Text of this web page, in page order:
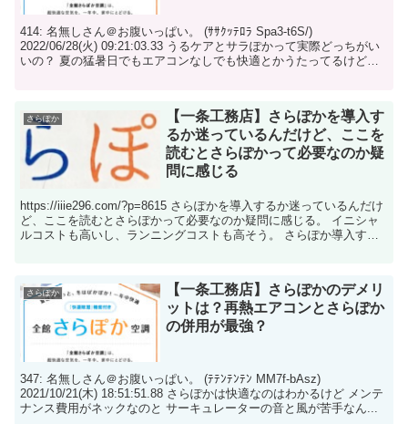
414: 名無しさん＠お腹いっぱい。 (ｻｻｸｯﾃﾛﾗ Spa3-t6S/)
2022/06/28(火) 09:21:03.33 うるケアとサラぽかって実際どっちがい
いの？ 夏の猛暑日でもエアコンなしでも快適とかうたってるけど？
さらぽか
【一条工務店】さらぽかを導入す
るか迷っているんだけど、ここを
読むとさらぽかって必要なのか疑
問に感じる
https://iiie296.com/?p=8615 さらぽかを導入するか迷っているんだけ
ど、ここを読むとさらぽかって必要なのか疑問に感じる。 イニシャ
ルコストも高いし、ランニングコストも高そう。 さらぽか導入すれ
さらぽか
【一条工務店】さらぽかのデメリ
ットは？再熱エアコンとさらぽか
の併用が最強？
347: 名無しさん＠お腹いっぱい。 (ﾃﾃﾝﾃﾝﾃﾝ MM7f-bAsz)
2021/10/21(木) 18:51:51.88 さらぽかは快適なのはわかるけど メンテ
ナンス費用がネックなのと サーキュレーターの音と風が苦手なん...